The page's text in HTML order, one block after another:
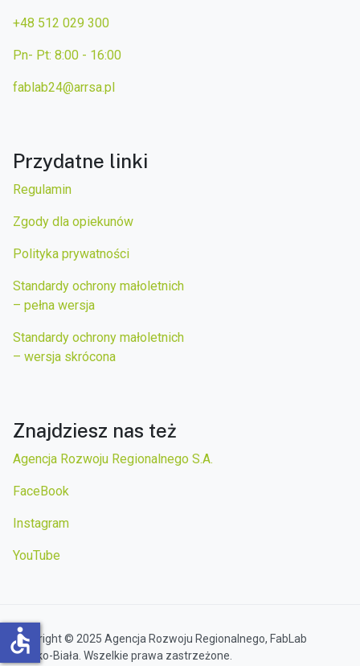
+48 512 029 300
Pn- Pt: 8:00 - 16:00
fablab24@arrsa.pl
Przydatne linki
Regulamin
Zgody dla opiekunów
Polityka prywatności
Standardy ochrony małoletnich
– pełna wersja
Standardy ochrony małoletnich
– wersja skrócona
Znajdziesz nas też
Agencja Rozwoju Regionalnego S.A.
FaceBook
Instagram
YouTube
Copyright © 2025 Agencja Rozwoju Regionalnego, FabLab
Bielsko-Biała. Wszelkie prawa zastrzeżone.
accessible